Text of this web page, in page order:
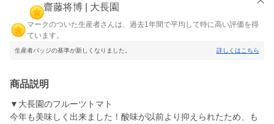
齋藤将博 | 大長園
マークのついた生産者さんは、過去1年間で平均して特に高い評価を得
ています。
生産者バッジの基準が新しくなりました。 詳しくはこちら
商品説明
▼大長園のフルーツトマト
今年も美味しく出来ました！酸味が以前より抑えられたため、も